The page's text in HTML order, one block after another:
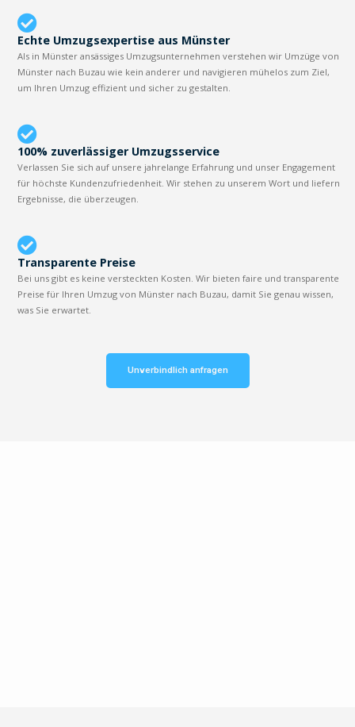
Echte Umzugsexpertise aus Münster
Als in Münster ansässiges Umzugsunternehmen verstehen wir Umzüge von
Münster nach Buzau wie kein anderer und navigieren mühelos zum Ziel,
um Ihren Umzug effizient und sicher zu gestalten.
100% zuverlässiger Umzugsservice
Verlassen Sie sich auf unsere jahrelange Erfahrung und unser Engagement
für höchste Kundenzufriedenheit. Wir stehen zu unserem Wort und liefern
Ergebnisse, die überzeugen.
Transparente Preise
Bei uns gibt es keine versteckten Kosten. Wir bieten faire und transparente
Preise für Ihren Umzug von Münster nach Buzau, damit Sie genau wissen,
was Sie erwartet.
Unverbindlich anfragen